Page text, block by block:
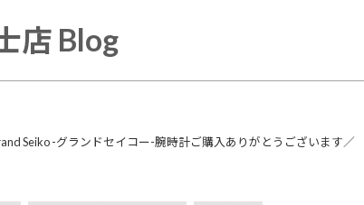
店 Blog
Seiko -グランドセイコー-腕時計ご購入ありがとうございます／